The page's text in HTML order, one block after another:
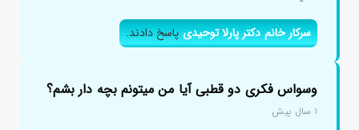
سرکار خانم دکتر پارلا توحیدیپاسخ دادند.
وسواس فکری دو قطبی آیا من میتونم بچه دار بشم؟
۱ سال پیش